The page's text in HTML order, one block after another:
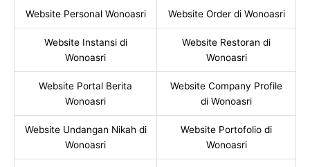
Website Personal Wonoasri Website Order di Wonoasri
Website Instansi di
Wonoasri
Website Restoran di
Wonoasri
Website Portal Berita
Wonoasri
Website Company Profile
di Wonoasri
Website Undangan Nikah di
Wonoasri
Website Portofolio di
Wonoasri